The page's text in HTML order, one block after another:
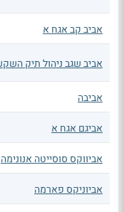
אביב קב אגח א
אביב שגב ניהול תיק השקעות
אביבה
אביגם אגח א
אביווקס סוסייטה אנונימה
אביוניקס פארמה